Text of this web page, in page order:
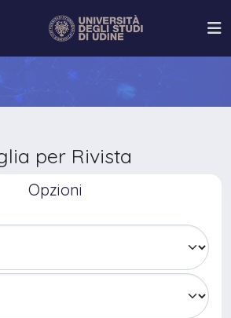
per Rivista
Opzioni